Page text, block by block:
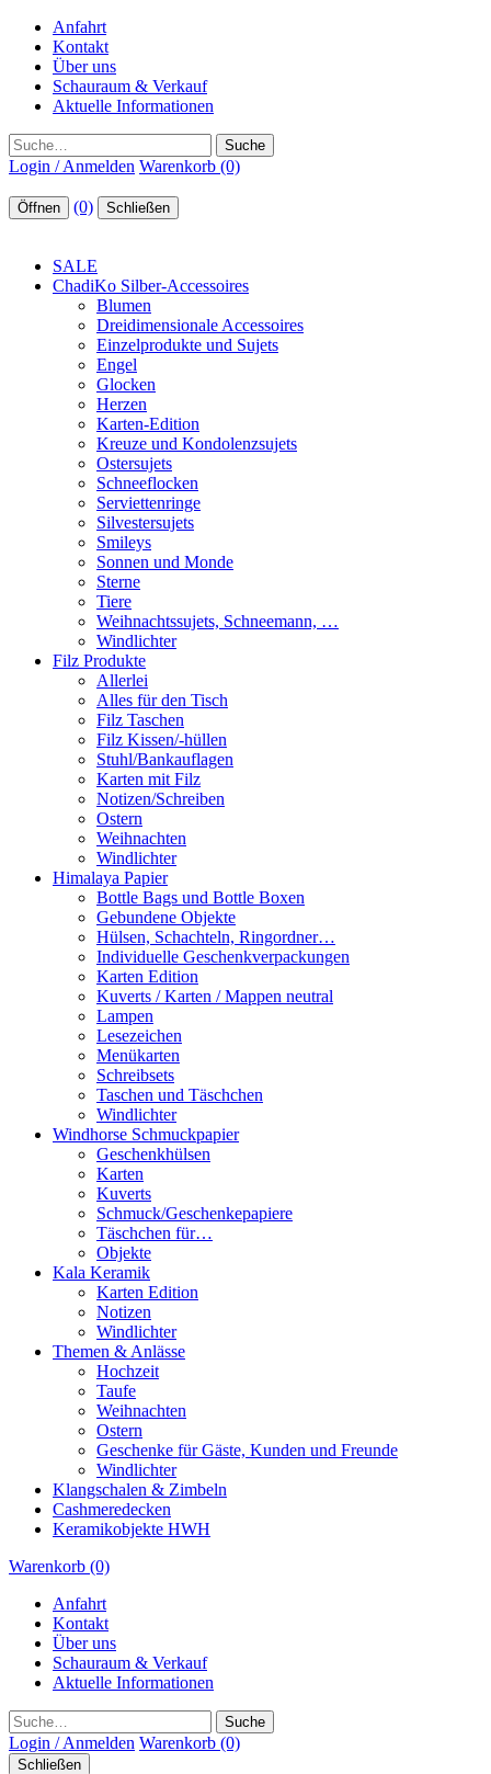
Anfahrt
Kontakt
Über uns
Schauraum & Verkauf
Aktuelle Informationen
Suche
Login / Anmelden Warenkorb (0)
Öffnen (0) Schließen
SALE
ChadiKo Silber-Accessoires
Blumen
Dreidimensionale Accessoires
Einzelprodukte und Sujets
Engel
Glocken
Herzen
Karten-Edition
Kreuze und Kondolenzsujets
Ostersujets
Schneeflocken
Serviettenringe
Silvestersujets
Smileys
Sonnen und Monde
Sterne
Tiere
Weihnachtssujets, Schneemann, …
Windlichter
Filz Produkte
Allerlei
Alles für den Tisch
Filz Taschen
Filz Kissen/-hüllen
Stuhl/Bankauflagen
Karten mit Filz
Notizen/Schreiben
Ostern
Weihnachten
Windlichter
Himalaya Papier
Bottle Bags und Bottle Boxen
Gebundene Objekte
Hülsen, Schachteln, Ringordner…
Individuelle Geschenkverpackungen
Karten Edition
Kuverts / Karten / Mappen neutral
Lampen
Lesezeichen
Menükarten
Schreibsets
Taschen und Täschchen
Windlichter
Windhorse Schmuckpapier
Geschenkhülsen
Karten
Kuverts
Schmuck/Geschenkepapiere
Täschchen für…
Objekte
Kala Keramik
Karten Edition
Notizen
Windlichter
Themen & Anlässe
Hochzeit
Taufe
Weihnachten
Ostern
Geschenke für Gäste, Kunden und Freunde
Windlichter
Klangschalen & Zimbeln
Cashmeredecken
Keramikobjekte HWH
Warenkorb (0)
Anfahrt
Kontakt
Über uns
Schauraum & Verkauf
Aktuelle Informationen
Suche
Login / Anmelden Warenkorb (0)
Schließen